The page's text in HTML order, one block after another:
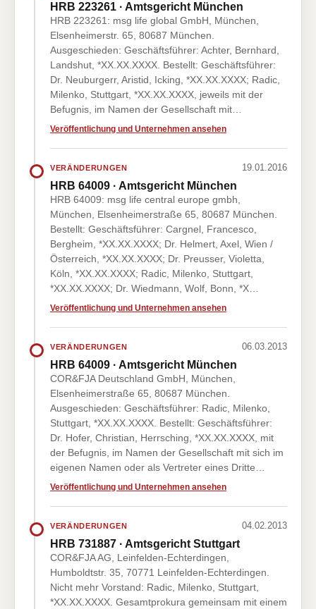
HRB 223261 · Amtsgericht München
HRB 223261: msg life global GmbH, München,
Elsenheimerstr. 65, 80687 München.
Ausgeschieden: Geschäftsführer: Achter, Bernhard,
Landshut, *XX.XX.XXXX. Bestellt: Geschäftsführer:
Dr. Neuburgerr, Aristid, Icking, *XX.XX.XXXX; Radic,
Milenko, Stuttgart, *XX.XX.XXXX, jeweils mit der
Befugnis, im Namen der Gesellschaft mit…
Veröffentlichung und Unternehmen ansehen
VERÄNDERUNGEN 19.01.2016
HRB 64009 · Amtsgericht München
HRB 64009: msg life central europe gmbh,
München, Elsenheimerstraße 65, 80687 München.
Bestellt: Geschäftsführer: Cargnel, Francesco,
Bergheim, *XX.XX.XXXX; Dr. Helmert, Axel, Wien /
Österreich, *XX.XX.XXXX; Dr. Preusser, Violetta,
Köln, *XX.XX.XXXX; Radic, Milenko, Stuttgart,
*XX.XX.XXXX; Dr. Wiedmann, Wolf, Bonn, *X…
Veröffentlichung und Unternehmen ansehen
VERÄNDERUNGEN 06.03.2013
HRB 64009 · Amtsgericht München
COR&FJA Deutschland GmbH, München,
Elsenheimerstraße 65, 80687 München.
Ausgeschieden: Geschäftsführer: Radic, Milenko,
Stuttgart, *XX.XX.XXXX. Bestellt: Geschäftsführer:
Dr. Hofer, Christian, Herrsching, *XX.XX.XXXX, mit
der Befugnis, im Namen der Gesellschaft mit sich im
eigenen Namen oder als Vertreter eines Dritte…
Veröffentlichung und Unternehmen ansehen
VERÄNDERUNGEN 04.02.2013
HRB 731887 · Amtsgericht Stuttgart
COR&FJA AG, Leinfelden-Echterdingen,
Humboldtstr. 35, 70771 Leinfelden-Echterdingen.
Nicht mehr Vorstand: Radic, Milenko, Stuttgart,
*XX.XX.XXXX. Gesamtprokura gemeinsam mit einem